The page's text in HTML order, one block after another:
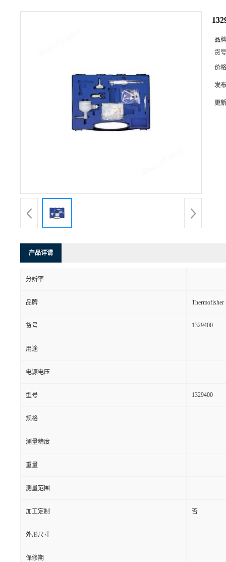
品
货
价
发
更
产品详请
分辨率
品牌
货号 1329400
用途
电源电压
型号 1329400
规格
测量精度
重量
测量范围
加工定制 否
外形尺寸
保修期